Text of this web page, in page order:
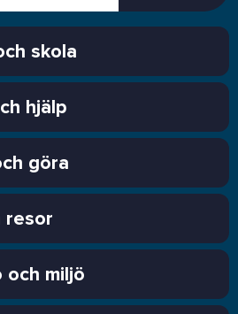
skola
hjälp
göra
resor
och miljö